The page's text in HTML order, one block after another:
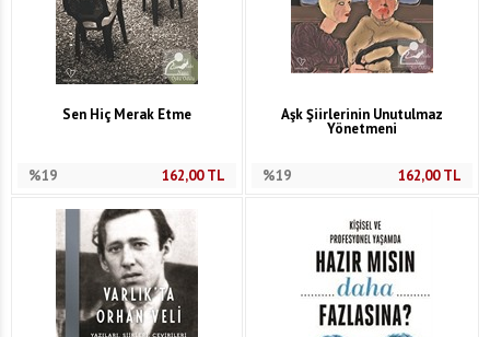
Sen Hiç Merak Etme
%19 162,00TL
Aşk Şiirlerinin Unutulmaz
Yönetmeni
%19 162,00TL